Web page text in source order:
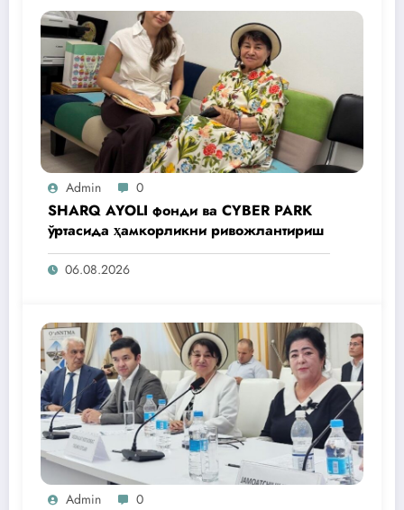
Admin 0
SHARQ AYOLI фонди ва CYBER PARK
ўртасида ҳамкорликни ривожлантириш
06.08.2026
Admin 0